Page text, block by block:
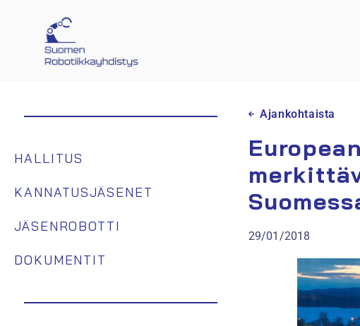
HALLITUS
KANNATUSJÄSENET
JÄSENROBOTTI
DOKUMENTIT
Ajankohtaista
29/01/2018